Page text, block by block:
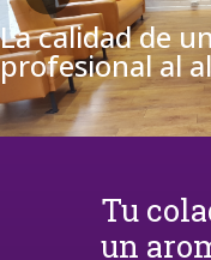
La calidad de
profesional al
Tu
un